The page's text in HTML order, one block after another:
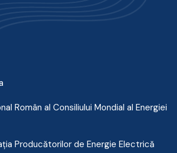
Român al Consiliului Mondial al Energiei
Producătorilor de Energie Electrică